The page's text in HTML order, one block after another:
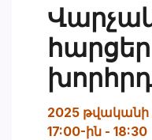
2025 թվականի
17:00-ին - 18:30